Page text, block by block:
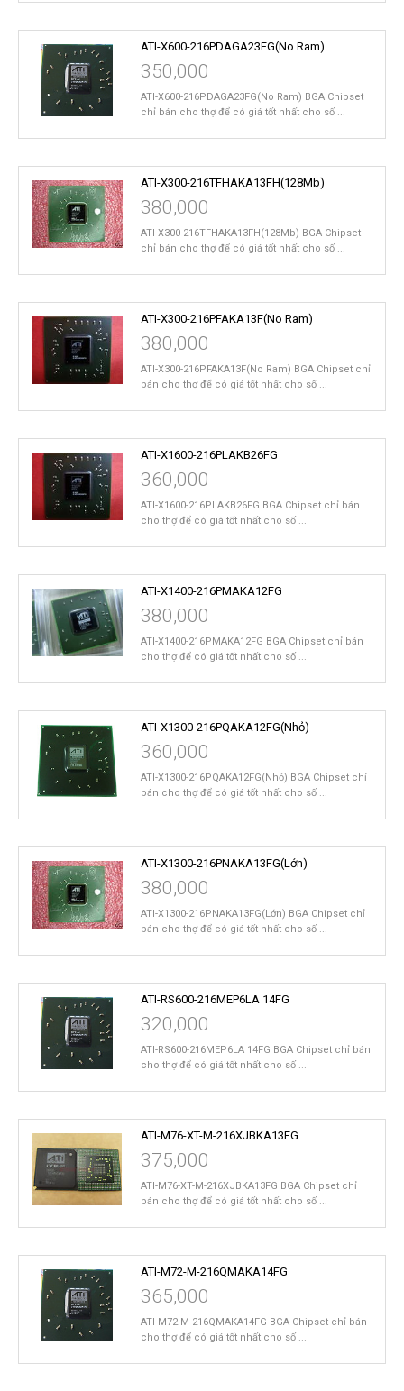
ATI-X600-216PDAGA23FG(No Ram)
350,000
ATI-X600-216PDAGA23FG(No Ram) BGA Chipset
chỉ bán cho thợ để có giá tốt nhất cho số ...
ATI-X300-216TFHAKA13FH(128Mb)
380,000
ATI-X300-216TFHAKA13FH(128Mb) BGA Chipset
chỉ bán cho thợ để có giá tốt nhất cho số ...
ATI-X300-216PFAKA13F(No Ram)
380,000
ATI-X300-216PFAKA13F(No Ram) BGA Chipset chỉ
bán cho thợ để có giá tốt nhất cho số ...
ATI-X1600-216PLAKB26FG
360,000
ATI-X1600-216PLAKB26FG BGA Chipset chỉ bán
cho thợ để có giá tốt nhất cho số ...
ATI-X1400-216PMAKA12FG
380,000
ATI-X1400-216PMAKA12FG BGA Chipset chỉ bán
cho thợ để có giá tốt nhất cho số ...
ATI-X1300-216PQAKA12FG(Nhỏ)
360,000
ATI-X1300-216PQAKA12FG(Nhỏ) BGA Chipset chỉ
bán cho thợ để có giá tốt nhất cho số ...
ATI-X1300-216PNAKA13FG(Lớn)
380,000
ATI-X1300-216PNAKA13FG(Lớn) BGA Chipset chỉ
bán cho thợ để có giá tốt nhất cho số ...
ATI-RS600-216MEP6LA 14FG
320,000
ATI-RS600-216MEP6LA 14FG BGA Chipset chỉ bán
cho thợ để có giá tốt nhất cho số ...
ATI-M76-XT-M-216XJBKA13FG
375,000
ATI-M76-XT-M-216XJBKA13FG BGA Chipset chỉ
bán cho thợ để có giá tốt nhất cho số ...
ATI-M72-M-216QMAKA14FG
365,000
ATI-M72-M-216QMAKA14FG BGA Chipset chỉ bán
cho thợ để có giá tốt nhất cho số ...